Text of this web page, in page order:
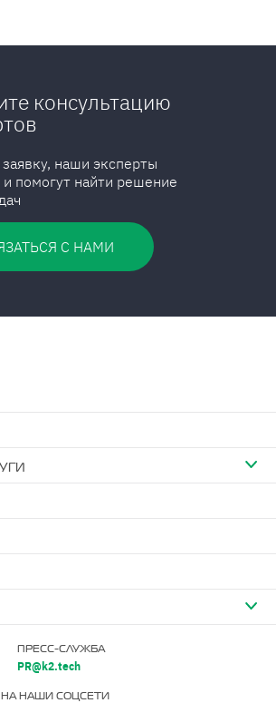
консультацию
заявку, наши эксперты
и помогут найти решение
С НАМИ
ПРЕСС-СЛУЖБА
PR@k2.tech
НАШИ СОЦСЕТИ